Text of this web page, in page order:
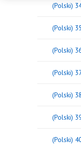
(Polski)
(Polski) 35
(Polski)
(Polski)
(Polski) 38
(Polski)
(Polski)